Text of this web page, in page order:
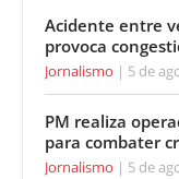
Acidente entre
provoca
Jornalismo 5 de
PM realiza
para combater
Jornalismo 5 de